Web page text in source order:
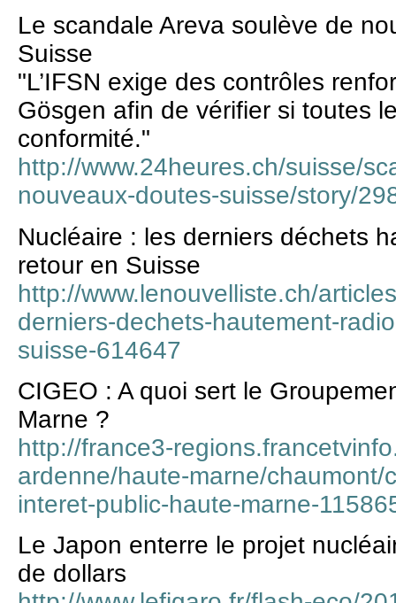
Le scandale Areva soulève de
Suisse
"L’IFSN exige des contrôles
Gösgen afin de vérifier si toutes
conformité."
http://www.24heures.ch/suisse/
nouveaux-doutes-suisse/story/
Nucléaire : les derniers déchets
retour en Suisse
http://www.lenouvelliste.ch/
derniers-dechets-hautement-
suisse-614647
CIGEO : A quoi sert le
Marne ?
http://france3-
ardenne/haute-marne/
interet-public-haute-marne-
Le Japon enterre le projet
de dollars